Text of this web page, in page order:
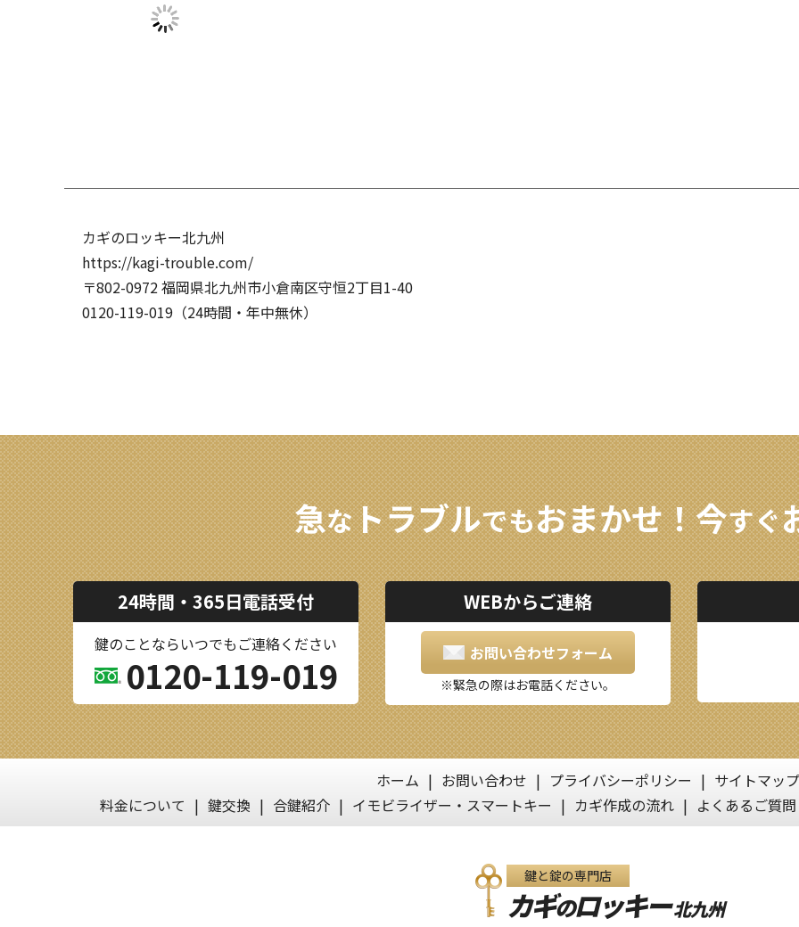
カギのロッキー北九州
https://kagi-trouble.com/
〒802-0972福岡県北九州市小倉南区守恒2丁目1-40
0120-119-019（24時間・年中無休）
急なトラブルでもおまかせ！今すぐ
24時間・365日電話受付
鍵のことならいつでもご連絡ください
0120-119-019
WEBからご連絡
お問い合わせフォーム
緊急の際はお電話ください。
ホーム お問い合わせ プライバシーポリシー
サイトマップ
料金について
鍵交換 合鍵紹介 イモビライザー・スマートキー カギ作成の流れ よくあるご質問
鍵と錠の専門店
カギのロッキー北九州